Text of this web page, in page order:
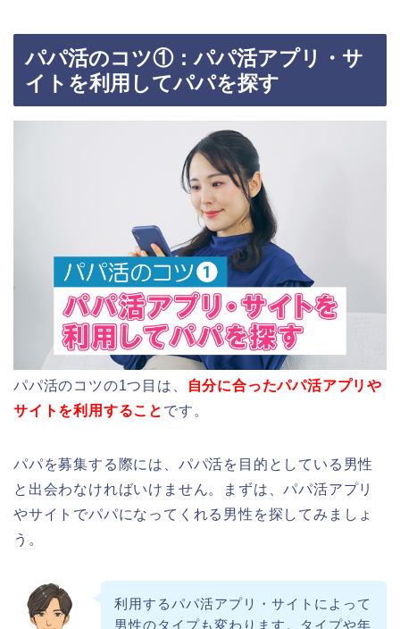
パパ活のコツ①：パパ活アプリ・サ
イトを利用してパパを探す
パパ活のコツの1つ目は、
自分に合ったパパ活アプリや
サイトを利用すること です。
パパを募集する際には、パパ活を目的としている男性
と出会わなければいけません。まずは、パパ活アプリ
やサイトでパパになってくれる男性を探してみましょ
う。
利用するパパ活アプリ・サイトによって
男性のタイプも変わります。タイプや年